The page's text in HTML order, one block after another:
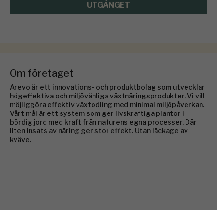
UTGÅNGET
Om företaget
Arevo är ett innovations- och produktbolag som utvecklar
högeffektiva och miljövänliga växtnäringsprodukter.Vi vill
möjliggöra effektiv växtodling med minimal miljöpåverkan.
Vårt mål är ett system som ger livskraftiga plantor i
bördig jord med kraft från naturens egna processer. Där
liten insats av näring ger stor effekt. Utan läckage av
kväve.